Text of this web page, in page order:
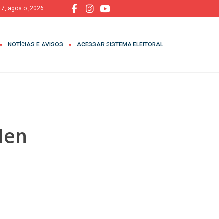
agosto ,2026
NOTÍCIAS E AVISOS ACESSAR SISTEMA ELEITORAL